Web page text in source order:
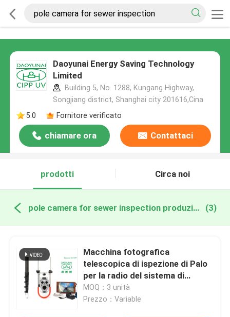
Daoyunai Energy Saving Technology
Limited
Building 5, No. 1288, Kungang Highway,
Songjiang district, Shanghai city 201616,Cina
5.0
Fornitore verificato
chiamare ora Contattaci
prodotti Circa noi
pole camera for sewer inspection produzione online (3)
Macchina fotografica
telescopica di ispezione di Palo
per la radio del sistema di
ispezione D16s della fogna
MOQ：3 unità
Prezzo：Variable